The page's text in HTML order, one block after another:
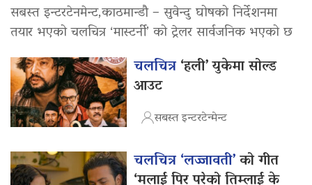
सबस्त इन्टरटेनमेन्ट,काठमान्डौ – सुवेन्दु घोषको निर्देशनमा
तयार भएको चलचित्र ‘मास्टर्नी’ को ट्रेलर सार्वजनिक भएको छ
चलचित्र‘हली’ युकेमा सोल्ड
आउट
सबस्त इन्टरटेन्मेन्ट
चलचित्र ‘लज्जावती’को गीत